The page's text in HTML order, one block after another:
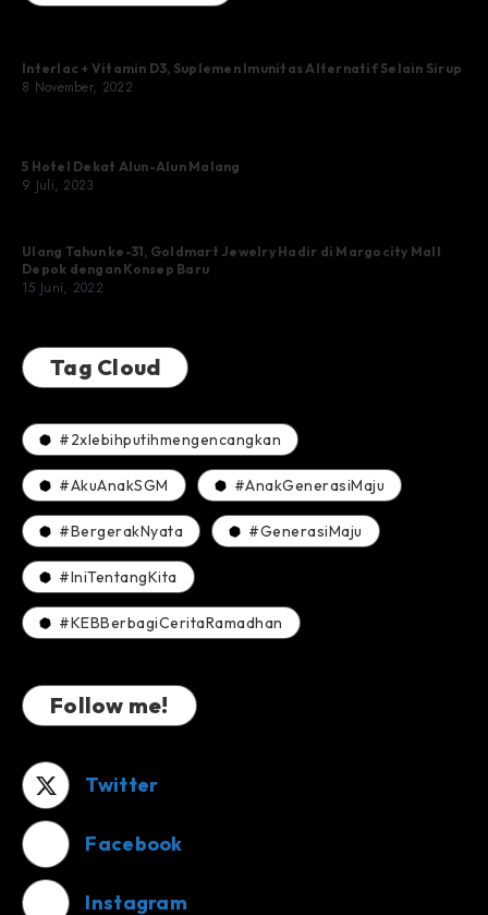
Interlac + Vitamin D3, Suplemen Imunitas Alternatif Selain Sirup
8 November, 2022
5 Hotel Dekat Alun-Alun Malang
9 Juli, 2023
Ulang Tahun ke-31, Goldmart Jewelry Hadir di Margocity Mall
Depok dengan Konsep Baru
15 Juni, 2022
Tag Cloud
#2xlebihputihmengencangkan
#AkuAnakSGM #AnakGenerasiMaju
#BergerakNyata #GenerasiMaju
#IniTentangKita
#KEBBerbagiCeritaRamadhan
Follow me!
Twitter
Facebook
Instagram